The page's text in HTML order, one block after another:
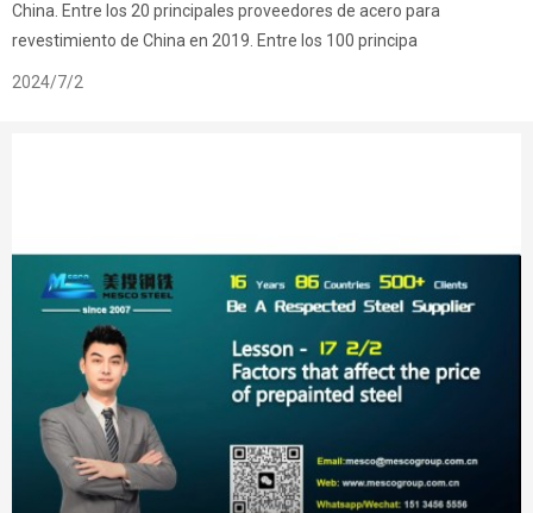
China. Entre los 20 principales proveedores de acero para
revestimiento de China en 2019. Entre los 100 principa
2024/7/2